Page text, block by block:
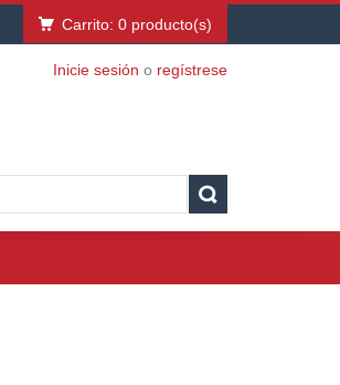
Carrito: 0 producto(s)
Inicie sesión o regístrese